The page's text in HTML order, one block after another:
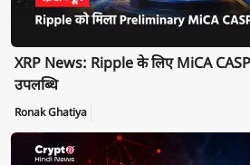
XRP News: Ripple के लिए MiCA
उपलब्धि
Ronak Ghatiya